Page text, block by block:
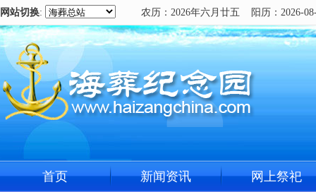
网站切换: 农历：2026年六月廿五 阳历：2026-
首页 新闻资讯 网上祭祀